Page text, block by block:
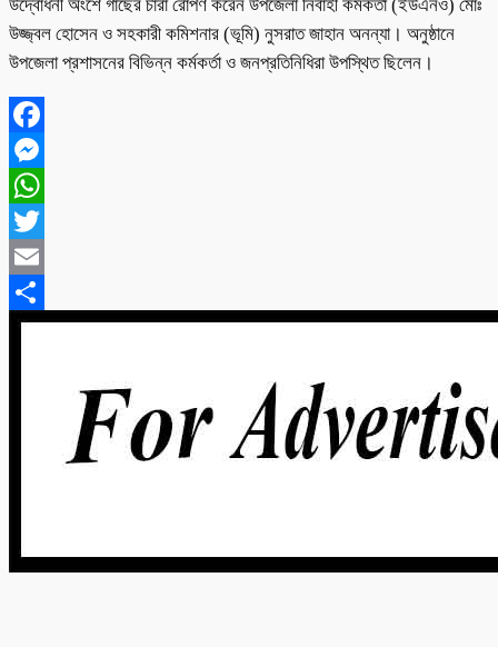
উদ্বোধনী অংশে গাছের চারা রোপণ করেন উপজেলা নির্বাহী কর্মকর্তা (ইউএনও) মোঃ
উজ্জ্বল হোসেন ও সহকারী কমিশনার (ভূমি) নুসরাত জাহান অনন্যা। অনুষ্ঠানে
উপজেলা প্রশাসনের বিভিন্ন কর্মকর্তা ও জনপ্রতিনিধিরা উপস্থিত ছিলেন।
Facebook
Messenger
WhatsApp
Twitter
Email
Share